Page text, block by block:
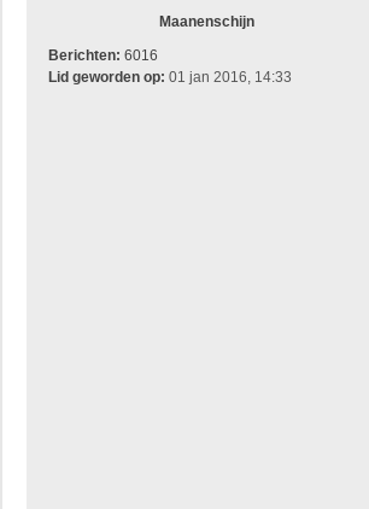
Maanenschijn
Berichten: 6016
Lid geworden op: 01 jan 2016, 14:33